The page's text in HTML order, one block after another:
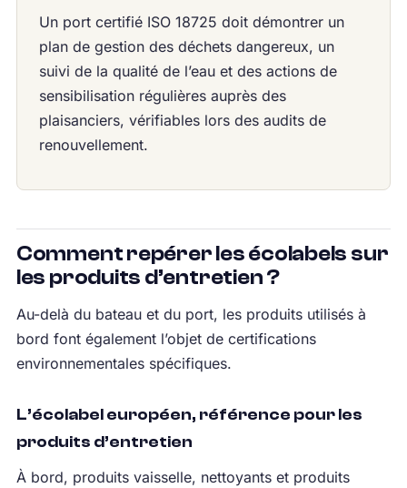
Un port certifié ISO 18725 doit démontrer un
plan de gestion des déchets dangereux, un
suivi de la qualité de l’eau et des actions de
sensibilisation régulières auprès des
plaisanciers, vérifiables lors des audits de
renouvellement.
Comment repérer les écolabels sur
les produits d’entretien ?
Au-delà du bateau et du port, les produits utilisés à
bord font également l’objet de certifications
environnementales spécifiques.
L’écolabel européen, référence pour les
produits d’entretien
À bord, produits vaisselle, nettoyants et produits